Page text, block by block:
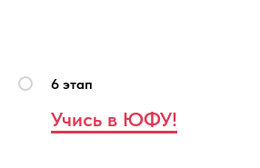
6 этап
Учись в ЮФУ!